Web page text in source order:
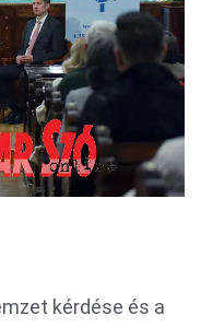
kérdése és a